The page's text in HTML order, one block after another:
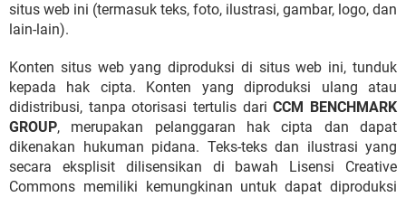
situs web ini (termasuk teks, foto, ilustrasi, gambar, logo, dan
lain-lain).
Konten situs web yang diproduksi di situs web ini, tunduk
kepada hak cipta. Konten yang diproduksi ulang atau
didistribusi, tanpa otorisasi tertulis dariCCM BENCHMARK
GROUP, merupakan pelanggaran hak cipta dan dapat
dikenakan hukuman pidana. Teks-teks dan ilustrasi yang
secara eksplisit dilisensikan di bawah Lisensi Creative
Commons memiliki kemungkinan untuk dapat diproduksi